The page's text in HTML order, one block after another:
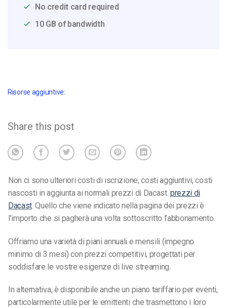
No credit card required
10 GB of bandwidth
Risorse aggiuntive:
Share this post
Non ci sono ulteriori costi di iscrizione, costi aggiuntivi, costi
nascosti in aggiunta ai normali prezzi di Dacast. prezzi di
Dacast . Quello che viene indicato nella pagina dei prezzi è
l’importo che si pagherà una volta sottoscritto l’abbonamento.
Offriamo una varietà di piani annuali e mensili (impegno
minimo di 3 mesi) con prezzi competitivi, progettati per
soddisfare le vostre esigenze di live streaming.
In alternativa, è disponibile anche un piano tariffario per eventi,
particolarmente utile per le emittenti che trasmettono i loro